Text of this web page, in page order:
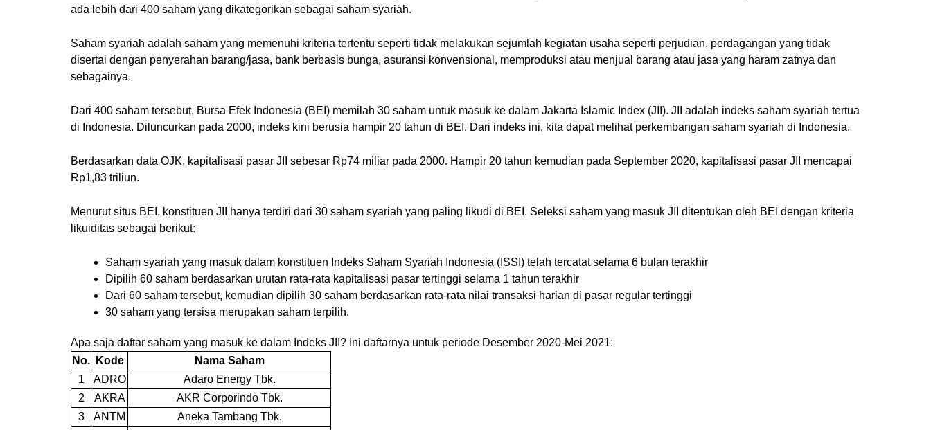
ada lebih dari 400 saham yang dikategorikan sebagai saham syariah.
Saham syariah adalah saham yang memenuhi kriteria tertentu seperti tidak melakukan sejumlah kegiatan usaha seperti perjudian, perdagangan yang tidak
disertai dengan penyerahan barang/jasa, bank berbasis bunga, asuransi konvensional, memproduksi atau menjual barang atau jasa yang haram zatnya dan
sebagainya.
Dari 400 saham tersebut, Bursa Efek Indonesia (BEI) memilah 30 saham untuk masuk ke dalam Jakarta Islamic Index (JII). JII adalah indeks saham syariah tertua
di Indonesia. Diluncurkan pada 2000, indeks kini berusia hampir 20 tahun di BEI. Dari indeks ini, kita dapat melihat perkembangan saham syariah di Indonesia.
Berdasarkan data OJK, kapitalisasi pasar JII sebesar Rp74 miliar pada 2000. Hampir 20 tahun kemudian pada September 2020, kapitalisasi pasar JII mencapai
Rp1,83 triliun.
Menurut situs BEI, konstituen JII hanya terdiri dari 30 saham syariah yang paling likudi di BEI. Seleksi saham yang masuk JII ditentukan oleh BEI dengan kriteria
likuiditas sebagai berikut:
Saham syariah yang masuk dalam konstituen Indeks Saham Syariah Indonesia (ISSI) telah tercatat selama 6 bulan terakhir
Dipilih 60 saham berdasarkan urutan rata-rata kapitalisasi pasar tertinggi selama 1 tahun terakhir
Dari 60 saham tersebut, kemudian dipilih 30 saham berdasarkan rata-rata nilai transaksi harian di pasar regular tertinggi
30 saham yang tersisa merupakan saham terpilih.
Apa saja daftar saham yang masuk ke dalam Indeks JII? Ini daftarnya untuk periode Desember 2020-Mei 2021:
No.
Kode
Nama Saham
1
ADRO
Adaro Energy Tbk.
2
AKRA
AKR Corporindo Tbk.
3
ANTM
Aneka Tambang Tbk.